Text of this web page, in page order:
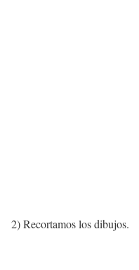
2) Recortamos los dibujos.